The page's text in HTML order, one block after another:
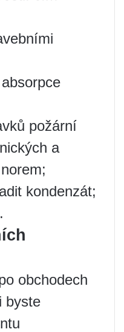
požární
a
kondenzát;
obchodech
byste